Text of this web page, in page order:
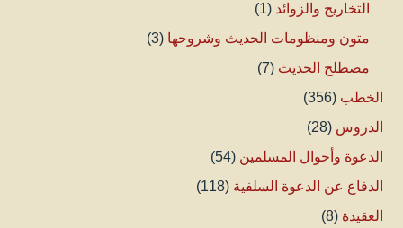
التخاريج والزوائد (1)
متون ومنظومات الحديث وشروحها (3)
مصطلح الحديث (7)
الخطب (356)
الدروس (28)
الدعوة وأحوال المسلمين (54)
الدفاع عن الدعوة السلفية (118)
العقيدة (8)